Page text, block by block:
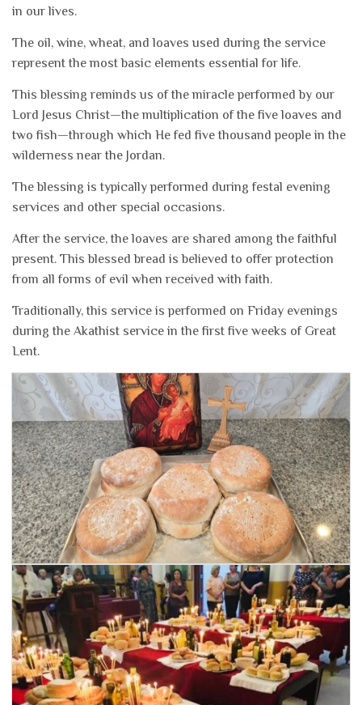
in our lives.
The oil, wine, wheat, and loaves used during the service
represent the most basic elements essential for life.
This blessing reminds us of the miracle performed by our
Lord Jesus Christ—the multiplication of the five loaves and
two fish—through which He fed five thousand people in the
wilderness near the Jordan.
The blessing is typically performed during festal evening
services and other special occasions.
After the service, the loaves are shared among the faithful
present. This blessed bread is believed to offer protection
from all forms of evil when received with faith.
Traditionally, this service is performed on Friday evenings
during the Akathist service in the first five weeks of Great
Lent.